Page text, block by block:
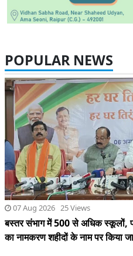
POPULAR NEWS
07 Aug 2026 25 Views
बस्तर संभाग में 500 से अधिक स्कूलों,
का नामकरण शहीदों के नाम पर किया